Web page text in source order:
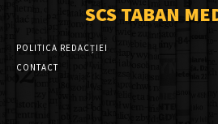
SCS TABAN
POLITICA REDACȚIEI
CONTACT